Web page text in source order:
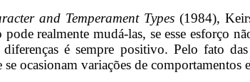
and Temperament Types(1984),
pode realmente mudá-las, se esse
é sempre positivo. Pelo fato
se ocasionam variações de